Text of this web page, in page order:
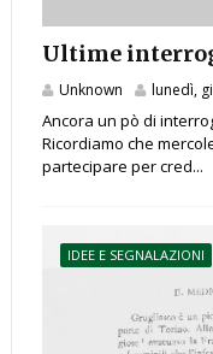
Ultime
Unknown lunedì,
Ancora un pò di
Ricordiamo che
partecipare per cred...
IDEE E SEGNALAZIONI